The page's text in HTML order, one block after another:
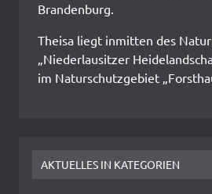
Brandenburg.
Theisa liegt inmitten des
„Niederlausitzer
im Naturschutzgebiet
AKTUELLES IN KATEGORIEN